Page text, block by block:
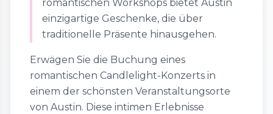
romantischen Workshops bietet Austin
einzigartige Geschenke, die über
traditionelle Präsente hinausgehen.
Erwägen Sie die Buchung eines
romantischen Candlelight-Konzerts in
einem der schönsten Veranstaltungsorte
von Austin. Diese intimen Erlebnisse